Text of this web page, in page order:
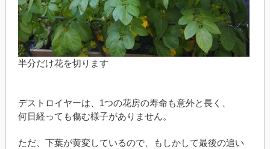
半分だけ花を切ります
デストロイヤーは、1つの花房の寿命も意外と長く、
何日経っても傷む様子がありません。
ただ、下葉が黄変しているので、もしかして最後の追い